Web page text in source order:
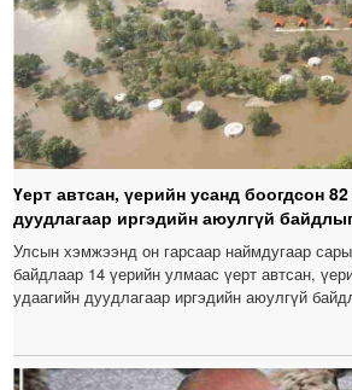
Үерт автсан, үерийн усанд боогдсон
дуудлагаар иргэдийн аюулгүй
Улсын хэмжээнд он гарсаар наймдугаар
байдлаар 14 үерийн улмаас үерт автсан,
удаагийн дуудлагаар иргэдийн аюулгүй